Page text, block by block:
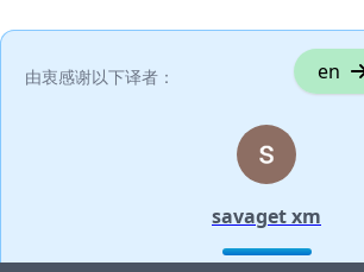
由衷感谢以下译者： en
savaget xm